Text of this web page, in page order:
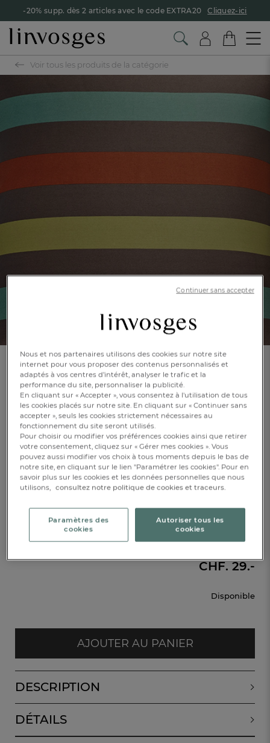
-20% supp. dès 2 articles avec le code EXTRA20 Cliquez-ici
FR DE
AT
BE
CH
Voir tous les produits de la catégorie
Tissu au mètre imprimé
Tonka
Réf : 997380201
Satin 100% coton,
118 fils/cm²
280cm
1 m
Disponible
CHF. 29.-
AJOUTER AU PANIER
DESCRIPTION
DÉTAILS
Nous et nos partenaires utilisons des cookies sur notre site
internet pour vous proposer des contenus personnalisés et
adaptés à vos centres d’intérêt, analyser le trafic et la
performance du site, personnaliser la publicité.
En cliquant sur « Accepter », vous consentez à l'utilisation de tous
les cookies placés sur notre site. En cliquant sur « Continuer sans
accepter », seuls les cookies strictement nécessaires au
fonctionnement du site seront utilisés.
Pour choisir ou modifier vos préférences cookies ainsi que retirer
votre consentement, cliquez sur « Gérer mes cookies ». Vous
pouvez aussi modifier vos choix à tous moments depuis le bas de
notre site, en cliquant sur le lien "Paramétrer les cookies". Pour en
savoir plus sur les cookies et les données personnelles que nous
utilisons, consultez notre politique de cookies et traceurs.
Paramètres des
cookies
Autoriser tous les
cookies
Continuer sans accepter